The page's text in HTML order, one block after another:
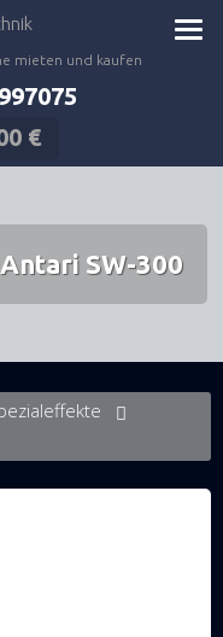
mieten und kaufen
€
SW-300